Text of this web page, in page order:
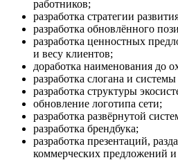
работников;
разработка стратегии
разработка обновлённого
разработка ценностных
и весу клиентов;
доработка наименования до
разработка слогана и
разработка структуры
обновление логотипа сети;
разработка развёрнутой
разработка брендбука;
разработка презентаций,
коммерческих предложений и